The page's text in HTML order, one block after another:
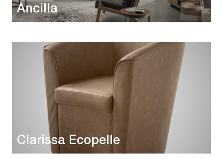
Ancilla
Clarissa Ecopelle